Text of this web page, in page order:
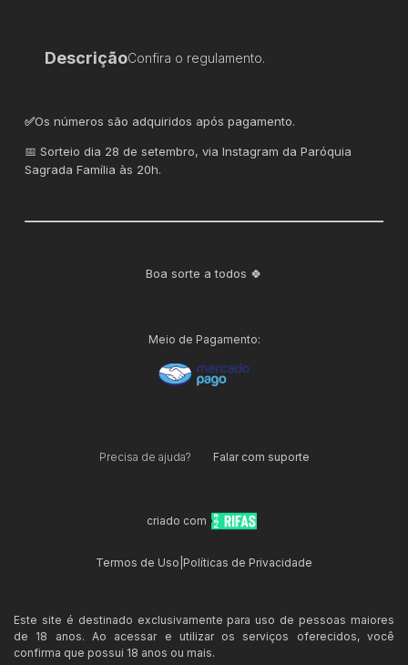
DescriçãoConfira o regulamento.
✅Os números são adquiridos após pagamento.
📅 Sorteio dia 28 de setembro, via Instagram da Paróquia
Sagrada Família às 20h.
Boa sorte a todos 🍀
Meio de Pagamento:
Precisa de ajuda? Falar com suporte
criado com
Termos de Uso Políticas de Privacidade
Este site é destinado exclusivamente para uso de pessoas maiores
de 18 anos. Ao acessar e utilizar os serviços oferecidos, você
confirma que possui 18 anos ou mais.